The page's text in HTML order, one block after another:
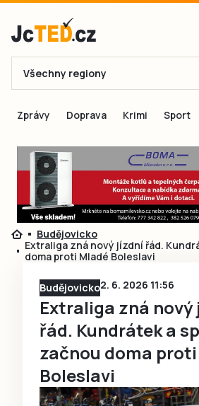
E-mail
Přihlásit se
Přihlásit se přes
Všechny regiony
Zprávy Doprava Krimi Sport
Budějovicko
Extraliga zná nový jízdní řád.
doma proti Mladé Boleslavi
Budějovicko2. 6. 2026 11:56
Extraliga zná nový
řád. Kundrátek a
začnou doma
Boleslavi